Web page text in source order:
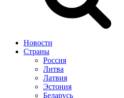
Новости
Страны
Россия
Литва
Латвия
Эстония
Беларусь